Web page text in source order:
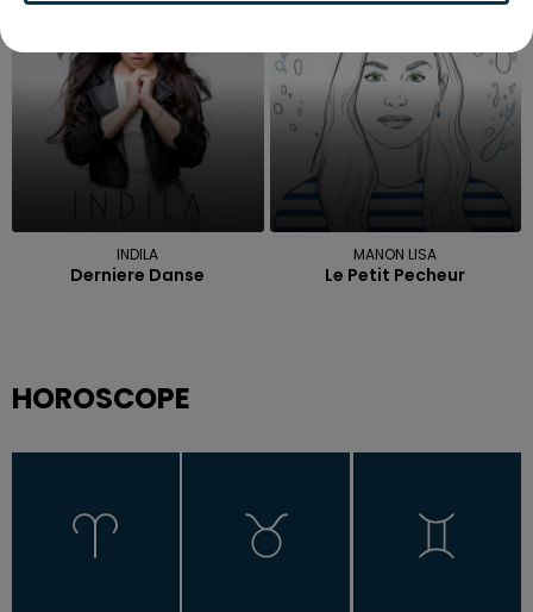
INDILA
Derniere Danse
MANON LISA
Le Petit Pecheur
HOROSCOPE